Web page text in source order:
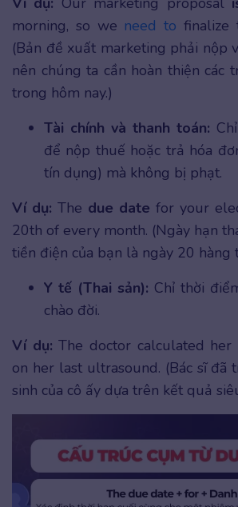
morning, so we need to finalize
(Bản đề xuất marketing phải nộp
nên chúng ta cần hoàn thiện các
trong hôm nay.)
Tài chính và thanh toán:
để nộp thuế hoặc trả hóa
tín dụng) mà không bị phạt.
Ví dụ: The due date for your
20th of every month. (Ngày hạn
tiền điện của bạn là ngày 20 hàng
Y tế (Thai sản): Chỉ thời
chào đời.
Ví dụ:The doctor calculated her
on her last ultrasound. (Bác sĩ đã
sinh của cô ấy dựa trên kết quả